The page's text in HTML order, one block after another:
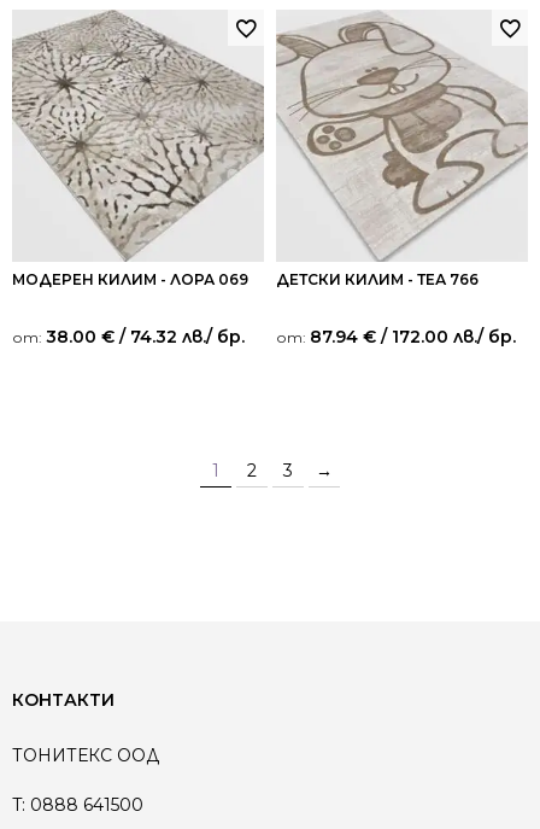
МОДЕРЕН КИЛИМ - ЛОРА 069
от: 38.00 € / 74.32 лв./ бр.
ДЕТСКИ КИЛИМ - ТЕА 766
от: 87.94 € / 172.00 лв./ бр.
1 2 3 →
КОНТАКТИ
ТОНИТЕКС ООД
T: 0888 641500